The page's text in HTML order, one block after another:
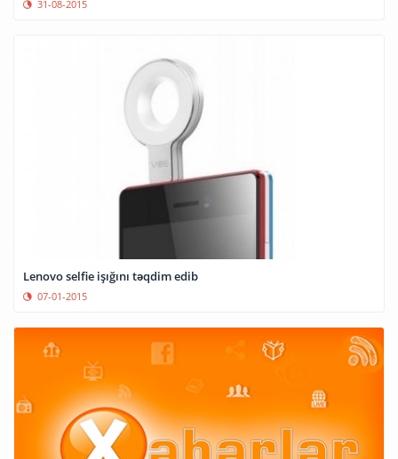
31-08-2015
Lenovo selfie işığını təqdim edib
07-01-2015